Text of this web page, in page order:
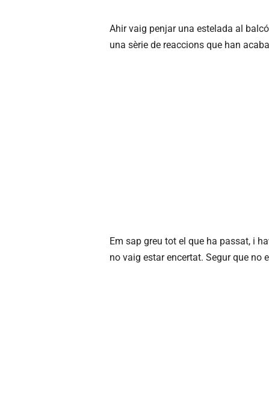
Ahir vaig penjar una estelada al
una sèrie de reaccions que han
Em sap greu tot el que ha passat, i
no vaig estar encertat. Segur que no